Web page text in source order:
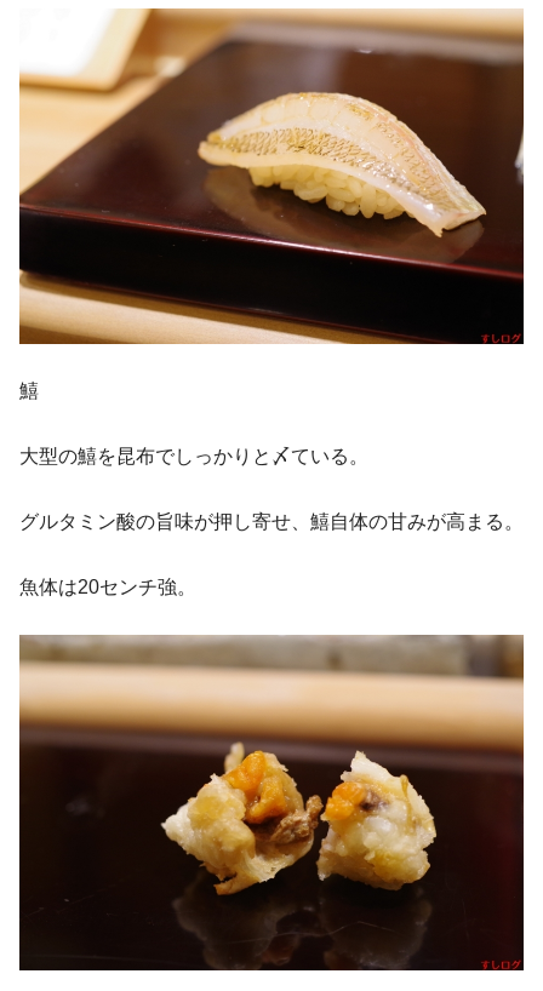
鱚
大型の鱚を昆布でしっかりと〆ている。
グルタミン酸の旨味が押し寄せ、鱚自体の甘みが高まる。
魚体は20センチ強。